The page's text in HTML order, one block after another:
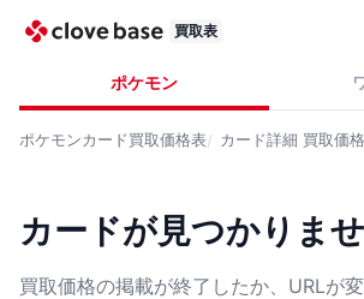
買取表
ポケモン
ポケモンカード買取価格表 カード詳細 買取価格
カードが見つかりま
買取価格の掲載が終了したか、URLが